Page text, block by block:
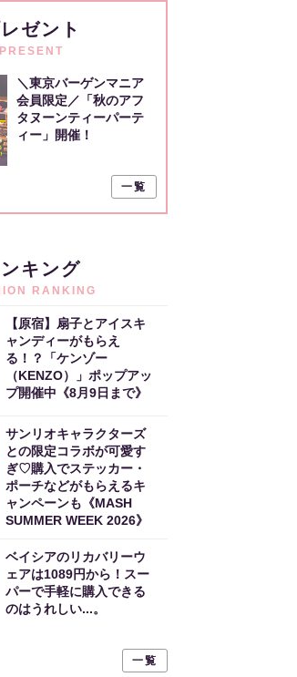
ゼント
PRESENT
＼東京バーゲンマニア
会員限定／「秋のアフ
タヌーンティーパーテ
ィー」開催！
一覧
キング
RANKING
【原宿】扇子とアイスキ
ャンディーがもらえ
る！？「ケンゾー
（KENZO）」ポップアッ
プ開催中《8月9日まで》
サンリオキャラクターズ
との限定コラボが可愛す
ぎ♡購入でステッカー・
ポーチなどがもらえるキ
ャンペーンも《MASH
SUMMER WEEK 2026》
ベイシアのリカバリーウ
ェアは1089円から！スー
パーで手軽に購入できる
のはうれしい...。
一覧